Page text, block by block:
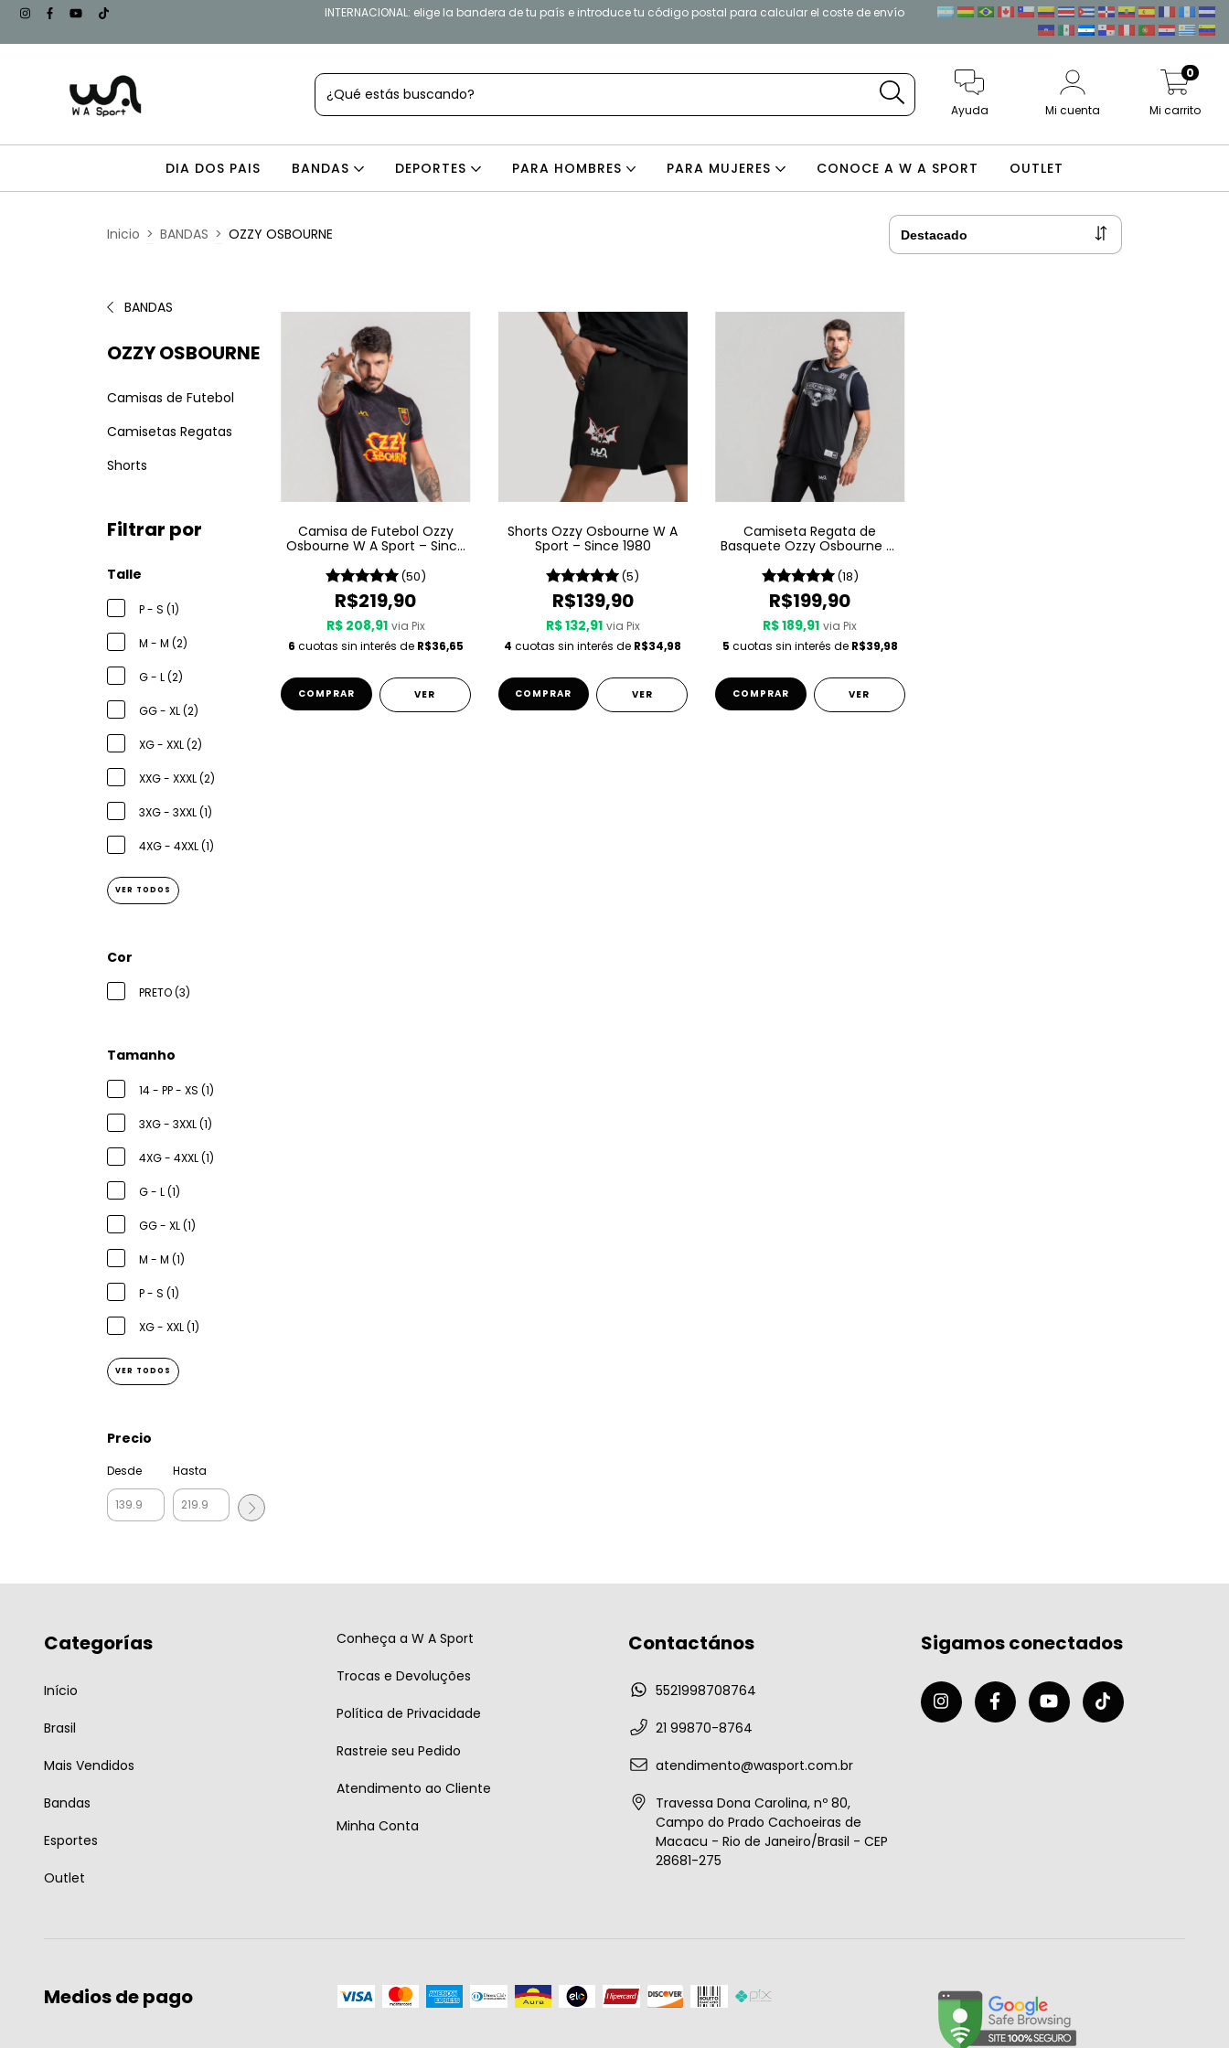
INTERNACIONAL: elige la bandera de tu país e introduce tu código postal para calcular el coste de envío
Ayuda Mi cuenta Mi carrito
0
DIA DOS PAIS BANDAS DEPORTES PARA HOMBRES PARA MUJERES CONOCE A W A SPORT OUTLET
Inicio > BANDAS > OZZY OSBOURNE
BANDAS
OZZY OSBOURNE
Camisas de Futebol
Camisetas Regatas
Shorts
Filtrar por
Talle
P - S (1)
M - M (2)
G - L (2)
GG - XL (2)
XG - XXL (2)
XXG - XXXL (2)
3XG - 3XXL (1)
4XG - 4XXL (1)
VER TODOS
Cor
PRETO (3)
Tamanho
14 - PP - XS (1)
3XG - 3XXL (1)
4XG - 4XXL (1)
G - L (1)
GG - XL (1)
M - M (1)
P - S (1)
XG - XXL (1)
VER TODOS
Precio
Desde Hasta
Camisa de Futebol Ozzy
Osbourne W A Sport – Since
(50)
R$219,90
R$ 208,91 via Pix
6 cuotas sin interés de R$36,65
COMPRAR VER
Shorts Ozzy Osbourne W A
Sport – Since 1980
(5)
R$139,90
R$ 132,91 via Pix
4 cuotas sin interés de R$34,98
COMPRAR VER
Camiseta Regata de
Basquete Ozzy Osbourne W
(18)
R$199,90
R$ 189,91 via Pix
5 cuotas sin interés de R$39,98
COMPRAR VER
Categorías
Início
Brasil
Mais Vendidos
Bandas
Esportes
Outlet
Conheça a W A Sport
Trocas e Devoluções
Política de Privacidade
Rastreie seu Pedido
Atendimento ao Cliente
Minha Conta
Contactános
5521998708764
21 99870-8764
atendimento@wasport.com.br
Travessa Dona Carolina, nº 80,
Campo do Prado Cachoeiras de
Macacu - Rio de Janeiro/Brasil - CEP
28681-275
Sigamos conectados
Medios de pago